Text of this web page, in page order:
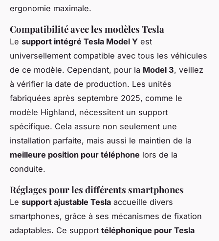
ergonomie maximale.
Compatibilité avec les modèles Tesla
Le support intégré Tesla Model Y est
universellement compatible avec tous les véhicules
de ce modèle. Cependant, pour la Model 3, veillez
à vérifier la date de production. Les unités
fabriquées après septembre 2025, comme le
modèle Highland, nécessitent un support
spécifique. Cela assure non seulement une
installation parfaite, mais aussi le maintien de la
meilleure position pour téléphone lors de la
conduite.
Réglages pour les différents smartphones
Le support ajustable Tesla accueille divers
smartphones, grâce à ses mécanismes de fixation
adaptables. Ce support téléphonique pour Tesla